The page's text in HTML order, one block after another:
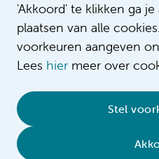
'Akkoord' te klikken ga
plaatsen van alle
voorkeuren aangeven
Lees hier meer over
Stel
Cookieverklaring •